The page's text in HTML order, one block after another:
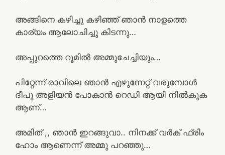
അങ്ങിനെ കഴിച്ചു കഴിഞ്ഞ് ഞാൻ നാളത്തെ
കാര്യം ആലോചിച്ചു കിടന്നു…
അപ്പുറത്തെ റൂമിൽ അമ്മുചേച്ചിയും…
പിറ്റേന്ന് രാവിലെ ഞാൻ എഴുന്നേറ്റ് വരുമ്പോൾ
ദീപു അളിയൻ പോകാൻ റെഡി ആയി നിൽകുക
ആണ്…
അമിത് ,, ഞാൻ ഇറങ്ങുവാ.. നിനക്ക് വർക് ഫ്രിം
ഹോം ആണെന്ന് അമ്മു പറഞ്ഞു…